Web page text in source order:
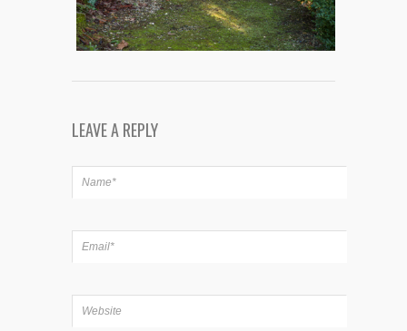
LEAVE A REPLY